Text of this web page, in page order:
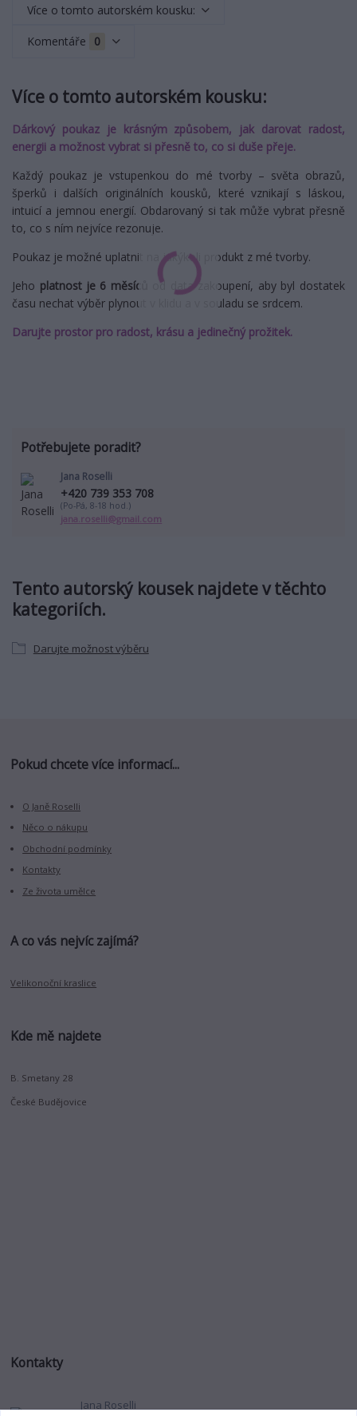
Více o tomto autorském kousku:
Komentáře 0
Více o tomto autorském kousku:
Dárkový poukaz je krásným způsobem, jak darovat radost,
energii a možnost vybrat si přesně to, co si duše přeje.
Každý poukaz je vstupenkou do mé tvorby – světa obrazů,
šperků i dalších originálních kousků, které vznikají s láskou,
intuicí a jemnou energií. Obdarovaný si tak může vybrat přesně
to, co s ním nejvíce rezonuje.
Poukaz je možné uplatnit na jakýkoli produkt z mé tvorby.
Jeho platnost je 6 měsíců
od data zakoupení, aby byl dostatek
času nechat výběr plynout v klidu a v souladu se srdcem.
Darujte prostor pro radost, krásu a jedinečný prožitek.
Tento autorský kousek najdete v těchto
kategoriích.
Darujte možnost výběru
Potřebujete poradit?
Jana Roselli
+420 739 353 708
(Po-Pá, 8-18 hod.)
jana.roselli@gmail.com
Pokud chcete více informací...
O Janě Roselli
Něco o nákupu
Obchodní podmínky
Kontakty
Ze života umělce
A co vás nejvíc zajímá?
Velikonoční kraslice
Kde mě najdete
B. Smetany 28
České Budějovice
Kontakty
Jana Roselli